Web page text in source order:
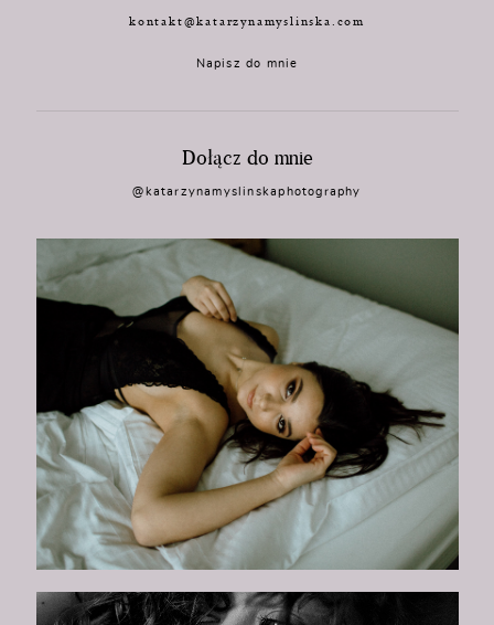
kontakt@katarzynamyslinska.com
Napisz do mnie
Dołącz do mnie
@katarzynamyslinskaphotography